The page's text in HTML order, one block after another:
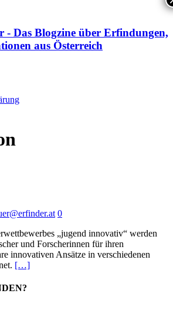
Das Blogzine über Erfindungen,
aus Österreich
0
„jugend innovativ“ werden
und Forscherinnen für ihren
innovativen Ansätze in verschiedenen
[…]